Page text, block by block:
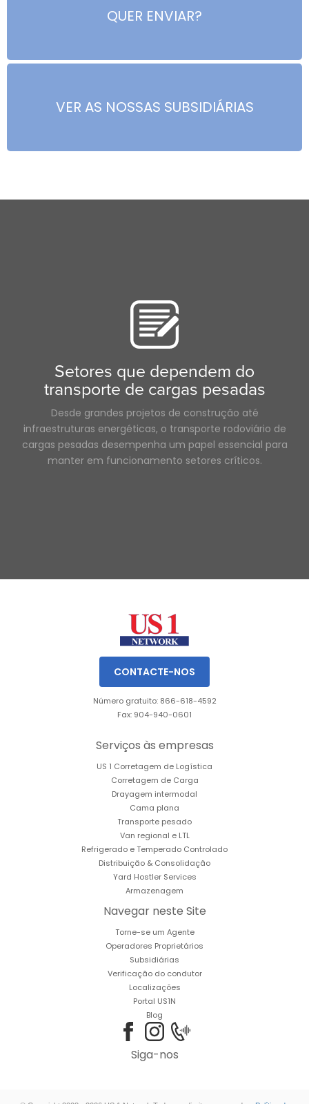
QUER ENVIAR?
VER AS NOSSAS SUBSIDIÁRIAS
Setores que dependem do
transporte de cargas pesadas
Desde grandes projetos de construção até
infraestruturas energéticas, o transporte rodoviário de
cargas pesadas desempenha um papel essencial para
manter em funcionamento setores críticos.
CONTACTE-NOS
Número gratuito: 866-618-4592
Fax: 904-940-0601
Serviços às empresas
US 1 Corretagem de Logística
Corretagem de Carga
Drayagem intermodal
Cama plana
Transporte pesado
Van regional e LTL
Refrigerado e Temperado Controlado
Distribuição & Consolidação
Yard Hostler Services
Armazenagem
Navegar neste Site
Torne-se um Agente
Operadores Proprietários
Subsidiárias
Verificação do condutor
Localizações
Portal US1N
Blog
Siga-nos